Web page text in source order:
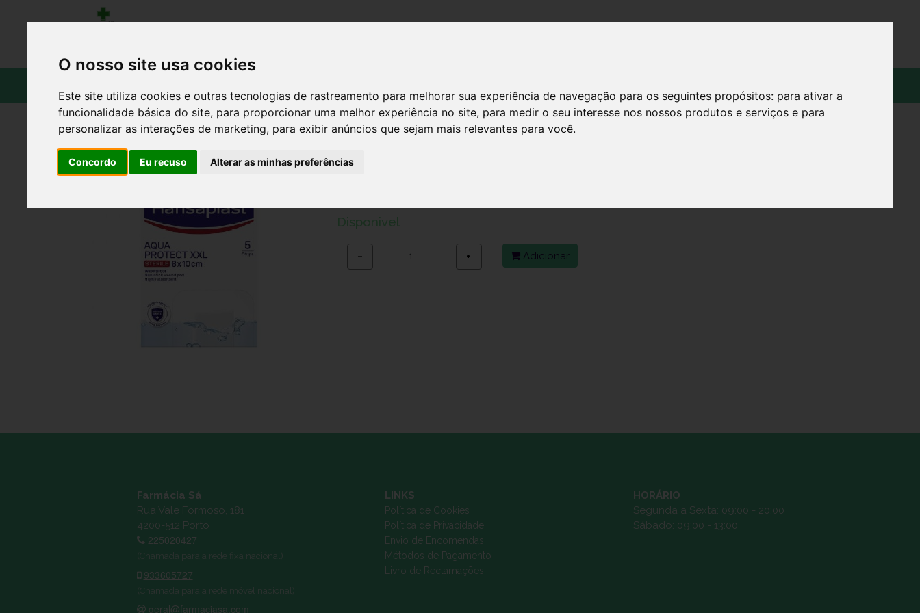
O nosso site usa cookies
Este site utiliza cookies e outras tecnologias de rastreamento para melhorar sua experiência de navegação para os seguintes propósitos: para ativar a
funcionalidade básica do site, para proporcionar uma melhor experiência no site, para medir o seu interesse nos nossos produtos e serviços e para
personalizar as interações de marketing, para exibir anúncios que sejam mais relevantes para você.
Concordo Eu recuso Alterar as minhas preferências
HANSAPLAST AQ PROT PENSO XXL 8X10CM X5
Ref.: 6392332
Disponivel
− + Adicionar
Farmácia Sá
Rua Vale Formoso, 181
4200-512 Porto
225020427
(Chamada para a rede fixa nacional)
933605727
(Chamada para a rede móvel nacional)
geral@farmaciasa.com
LINKS
Política de Cookies
Política de Privacidade
Envio de Encomendas
Métodos de Pagamento
Livro de Reclamações
HORÁRIO
Segunda a Sexta: 09:00 - 20:00
Sábado: 09:00 - 13:00